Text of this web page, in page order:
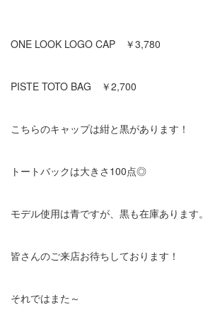
ONE LOOK LOGO CAP ￥3,780
PISTE TOTO BAG ￥2,700
こちらのキャップは紺と黒があります！
トートバックは大きさ100点◎
モデル使用は青ですが、黒も在庫あります。
皆さんのご来店お待ちしております！
それではまた～